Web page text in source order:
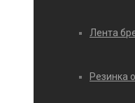
Лента
Резинка